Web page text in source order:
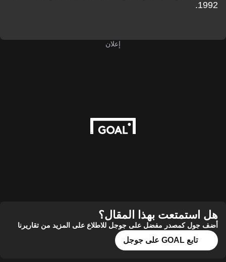
بهذا المقال؟
كمصدر مفضل على جوجل للاطلاع على المزيد من تقاريرنا
تابع GOAL على جوجل